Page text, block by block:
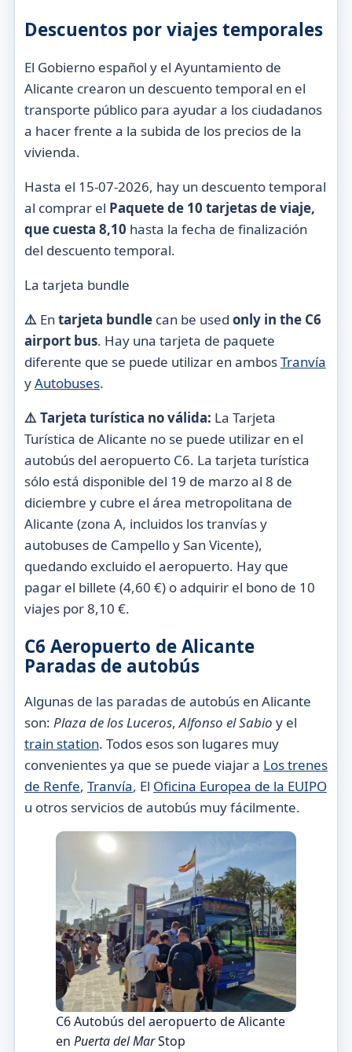
Descuentos por viajes temporales
El Gobierno español y el Ayuntamiento de
Alicante crearon un descuento temporal en el
transporte público para ayudar a los ciudadanos
a hacer frente a la subida de los precios de la
vivienda.
Hasta el 15-07-2026, hay un descuento temporal
al comprar el Paquete de 10 tarjetas de viaje,
que cuesta 8,10 hasta la fecha de finalización
del descuento temporal.
La tarjeta bundle
⚠️En tarjeta bundlecan be used only in the C6
airport bus. Hay una tarjeta de paquete
diferente que se puede utilizar en ambosTranvía
yAutobuses.
⚠️ Tarjeta turística no válida: La Tarjeta
Turística de Alicante no se puede utilizar en el
autobús del aeropuerto C6. La tarjeta turística
sólo está disponible del 19 de marzo al 8 de
diciembre y cubre el área metropolitana de
Alicante (zona A, incluidos los tranvías y
autobuses de Campello y San Vicente),
quedando excluido el aeropuerto. Hay que
pagar el billete (4,60 €) o adquirir el bono de 10
viajes por 8,10 €.
C6 Aeropuerto de Alicante
Paradas de autobús
Algunas de las paradas de autobús en Alicante
son: Plaza de los Luceros,Alfonso el Sabio y el
train station. Todos esos son lugares muy
convenientes ya que se puede viajar a Los trenes
de Renfe, Tranvía, El Oficina Europea de la EUIPO
u otros servicios de autobús muy fácilmente.
C6 Autobús del aeropuerto de Alicante
en Puerta del MarStop